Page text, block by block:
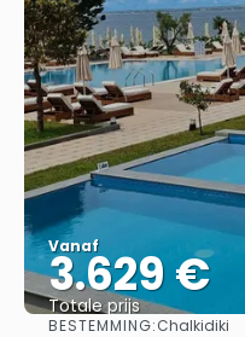
Vanaf
3.629 €
Totale prijs
BESTEMMING:Chalkidiki